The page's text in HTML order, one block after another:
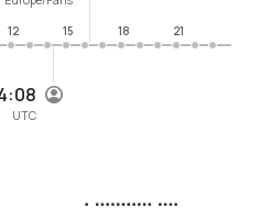
UTC
12 15 18 21